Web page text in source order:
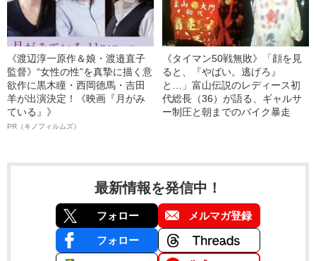
《渡辺淳一原作＆娘・渡邉直子
監督》“女性の性”を真摯に描く意
欲作に黒木瞳・西岡德馬・吉田
羊が出演決定！《映画『月がみ
ている』》
PR（キノフィルムズ）
《タイマン50戦無敗》「顔を見
ると、『やばい。逃げろ』
と…」富山伝説のレディース初
代総長（36）が語る、ギャルサ
ー制圧と朝までのバイク暴走
最新情報を発信中！
フォロー メルマガ登録
フォロー